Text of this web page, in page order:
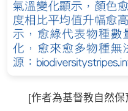
[作者為基督教自然保